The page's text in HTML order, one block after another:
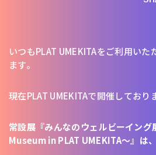
いつもPLAT UMEKITAをご利用いた
ます。
現在PLAT UMEKITAで開催しており
常設展『みんなのウェルビーイング
Museum in PLAT UMEKITA～』は、